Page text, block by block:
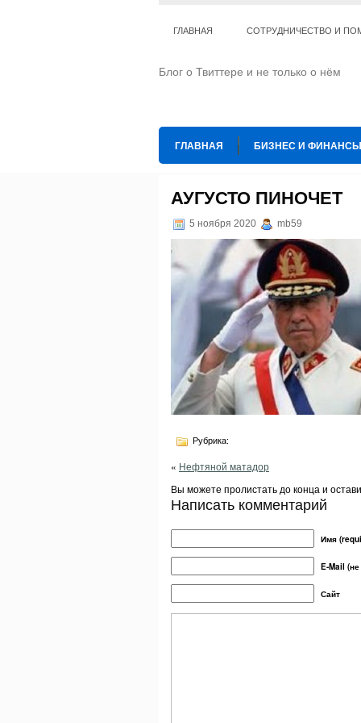
ГЛАВНАЯ СОТРУДНИЧЕСТВО И
Блог о Твиттере и не только о нём
ГЛАВНАЯ БИЗНЕС И ФИНАНСЫ
ТЕ КОГО ПРИРУЧИЛИ
АУГУСТО ПИНОЧЕТ
5 ноября 2020 mb59
Рубрика:
« Нефтяной матадор
Вы можете пролистать до конца и
Написать комментарий
Имя
E-Mail
Сайт